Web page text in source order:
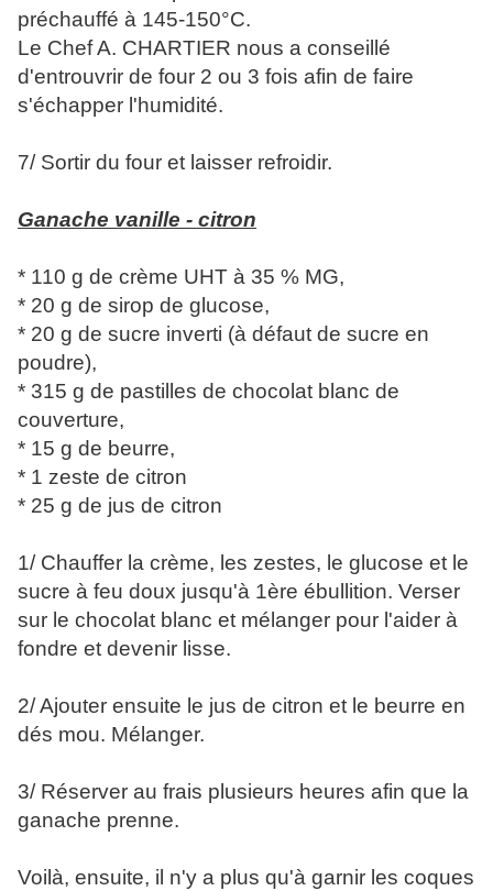
préchauffé à 145-150°C.
Le Chef A. CHARTIER nous a conseillé
d'entrouvrir de four 2 ou 3 fois afin de faire
s'échapper l'humidité.
7/ Sortir du four et laisser refroidir.
Ganache vanille - citron
* 110 g de crème UHT à 35 % MG,
* 20 g de sirop de glucose,
* 20 g de sucre inverti (à défaut de sucre en
poudre),
* 315 g de pastilles de chocolat blanc de
couverture,
* 15 g de beurre,
* 1 zeste de citron
* 25 g de jus de citron
1/ Chauffer la crème, les zestes, le glucose et le
sucre à feu doux jusqu'à 1ère ébullition. Verser
sur le chocolat blanc et mélanger pour l'aider à
fondre et devenir lisse.
2/ Ajouter ensuite le jus de citron et le beurre en
dés mou. Mélanger.
3/ Réserver au frais plusieurs heures afin que la
ganache prenne.
Voilà, ensuite, il n'y a plus qu'à garnir les coques